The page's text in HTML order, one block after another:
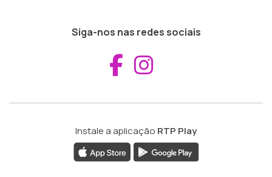
Siga-nos nas redes sociais
Aceder ao
Instale a aplicação RTP Play